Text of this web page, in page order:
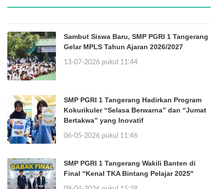
Sambut Siswa Baru, SMP PGRI 1 Tangerang
Gelar MPLS Tahun Ajaran 2026/2027
13-07-2026 pukul 11:44
SMP PGRI 1 Tangerang Hadirkan Program
Kokurikuler “Selasa Berwarna” dan “Jumat
Bertakwa” yang Inovatif
06-05-2026 pukul 11:46
SMP PGRI 1 Tangerang Wakili Banten di
Final “Kenal TKA Bintang Pelajar 2025"